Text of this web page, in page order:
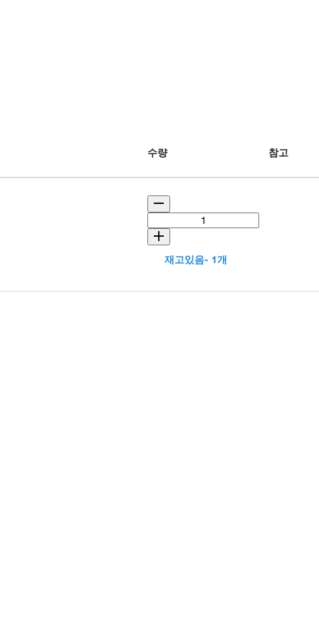
수량 참고
재고있음- 1개